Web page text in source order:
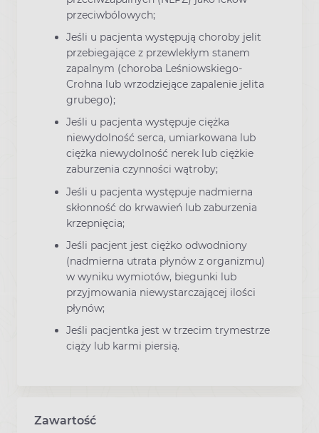
przeciwbólowych;
Jeśli u pacjenta występują choroby jelit
przebiegające z przewlekłym stanem
zapalnym (choroba Leśniowskiego-
Crohna lub wrzodziejące zapalenie jelita
grubego);
Jeśli u pacjenta występuje ciężka
niewydolność serca, umiarkowana lub
ciężka niewydolność nerek lub ciężkie
zaburzenia czynności wątroby;
Jeśli u pacjenta występuje nadmierna
skłonność do krwawień lub zaburzenia
krzepnięcia;
Jeśli pacjent jest ciężko odwodniony
(nadmierna utrata płynów z organizmu)
w wyniku wymiotów, biegunki lub
przyjmowania niewystarczającej ilości
płynów;
Jeśli pacjentka jest w trzecim trymestrze
ciąży lub karmi piersią.
Zawartość